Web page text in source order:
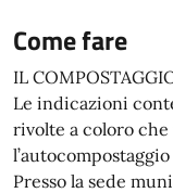
Come fare
IL
Le indicazioni
rivolte a coloro
Presso la sede